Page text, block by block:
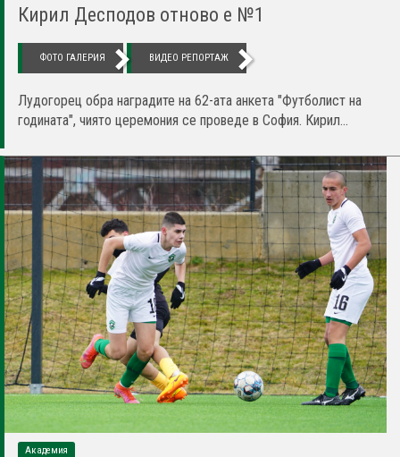
Кирил Десподов отново е №1
ФОТО ГАЛЕРИЯ ВИДЕО РЕПОРТАЖ
Лудогорец обра наградите на 62-ата анкета "Футболист на
годината", чиято церемония се проведе в София. Кирил...
Академия